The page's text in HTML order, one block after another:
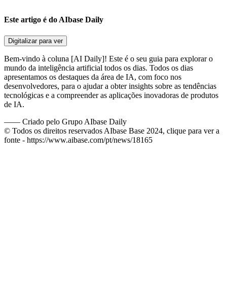
Este artigo é do AIbase Daily
Digitalizar para ver
Bem-vindo à coluna [AI Daily]! Este é o seu guia para explorar o
mundo da inteligência artificial todos os dias. Todos os dias
apresentamos os destaques da área de IA, com foco nos
desenvolvedores, para o ajudar a obter insights sobre as tendências
tecnológicas e a compreender as aplicações inovadoras de produtos
de IA.
—— Criado pelo Grupo AIbase Daily
© Todos os direitos reservados AIbase Base 2024, clique para ver a
fonte - https://www.aibase.com/pt/news/18165